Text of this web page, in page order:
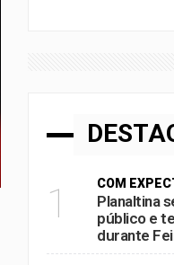
1 COM
Planaltina
público e
durante